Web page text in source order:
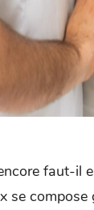
faut-il
se compose